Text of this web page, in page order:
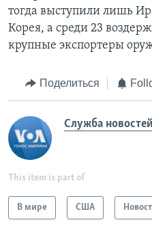
тогда выступили лишь
Корея, а среди 23
крупные экспортеры
Поделиться
Служба
This item is part of
В мире США